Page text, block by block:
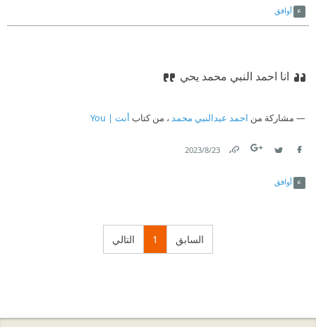
أوافق
انا احمد النبي محمد يحي
مشاركة من احمد عبدالنبي محمد ، من كتاب أنت | You
23‏/8‏/2023
أوافق
السابق 1 التالي